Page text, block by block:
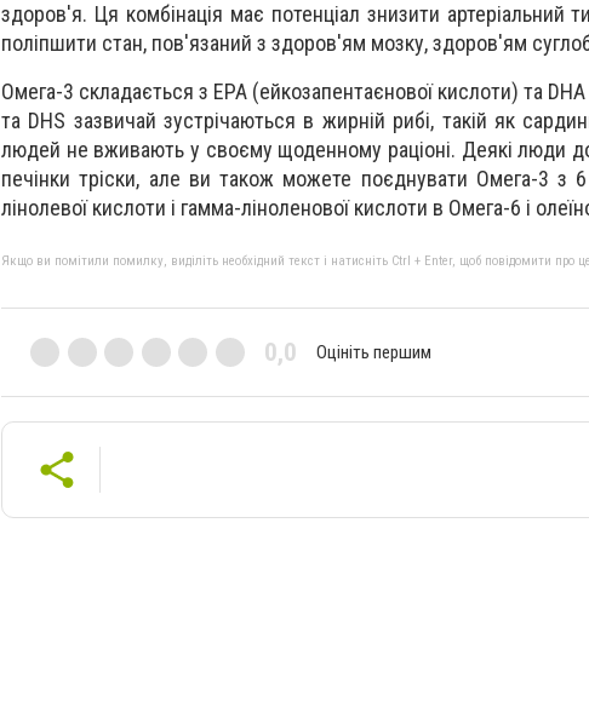
здоров'я. Ця комбінація має потенціал знизити артеріальний
поліпшити стан, пов'язаний з здоров'ям мозку, здоров'ям
Омега-3 складається з EPA (ейкозапентаєнової кислоти) та
та DHS зазвичай зустрічаються в жирній рибі, такій як
людей не вживають у своєму щоденному раціоні. Деякі люди
печінки тріски, але ви також можете поєднувати Омега-3 з
лінолевої кислоти і гамма-ліноленової кислоти в Омега-6 і
Якщо ви помітили помилку, виділіть необхідний текст і натисніть Ctrl + Enter, щоб повідомити про
0,0 Оцініть першим